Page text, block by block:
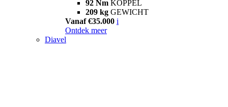
92 Nm KOPPEL
209 kg GEWICHT
Vanaf €35.000 i
Ontdek meer
Diavel